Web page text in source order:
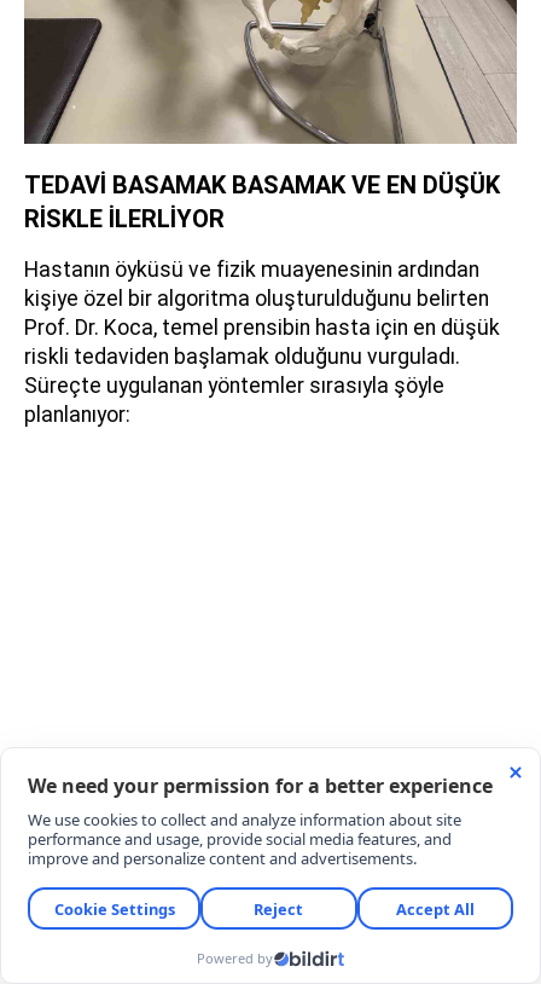
TEDAVİ BASAMAK BASAMAK VE EN DÜŞÜK
RİSKLE İLERLİYOR
Hastanın öyküsü ve fizik muayenesinin ardından
kişiye özel bir algoritma oluşturulduğunu belirten
Prof. Dr. Koca, temel prensibin hasta için en düşük
riskli tedaviden başlamak olduğunu vurguladı.
Süreçte uygulanan yöntemler sırasıyla şöyle
planlanıyor:
terapi, fasiyal gevşetme ve uygun vakalarda
nöral terapi ile proloterapi uygulamaları.